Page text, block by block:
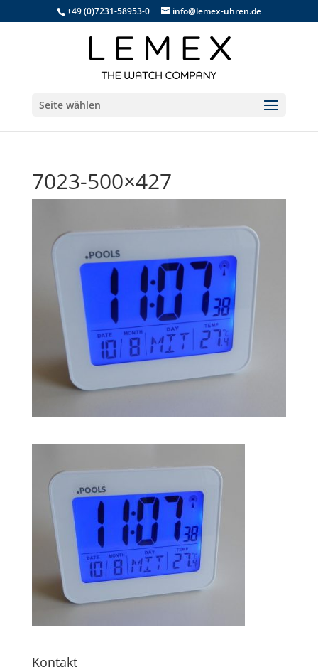
+49 (0)7231-58953-0 info@lemex-uhren.de
Seite wählen
7023-500×427
Kontakt